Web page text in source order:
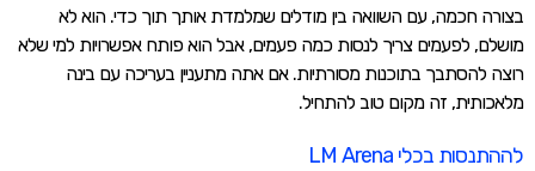
בצורה חכמה, עם השוואה בין מודלים שמלמדת אותך תוך כדי. הוא לא
מושלם, לפעמים צריך לנסות כמה פעמים, אבל הוא פותח אפשרויות למי שלא
רוצה להסתבך בתוכנות מסורתיות. אם אתה מתעניין בעריכה עם בינה
מלאכותית, זה מקום טוב להתחיל.
לההתנסות בכלי LM Arena